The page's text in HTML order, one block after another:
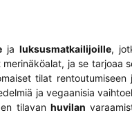
jaluksusmatkailijoille,
ja se tarjoaa
tilat
ja vegaanisia
tilavan huvilan